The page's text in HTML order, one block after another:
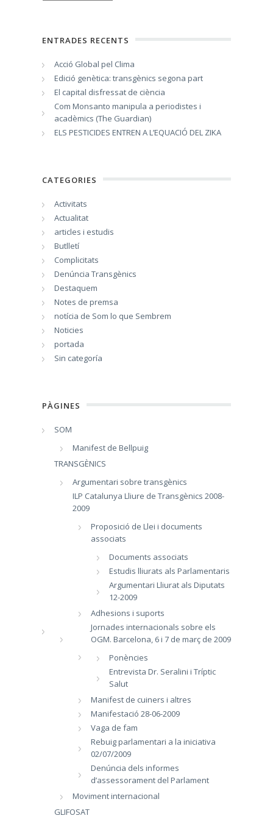
ENTRADES RECENTS
Acció Global pel Clima
Edició genètica: transgènics segona part
El capital disfressat de ciència
Com Monsanto manipula a periodistes i
acadèmics (The Guardian)
ELS PESTICIDES ENTREN A L’EQUACIÓ DEL ZIKA
CATEGORIES
Activitats
Actualitat
articles i estudis
Butlletí
Complicitats
Denúncia Transgènics
Destaquem
Notes de premsa
notícia de Som lo que Sembrem
Noticies
portada
Sin categoría
PÀGINES
SOM
Manifest de Bellpuig
TRANSGÈNICS
Argumentari sobre transgènics
ILP Catalunya Lliure de Transgènics 2008-
2009
Proposició de Llei i documents
associats
Documents associats
Estudis lliurats als Parlamentaris
Argumentari Lliurat als Diputats
12-2009
Adhesions i suports
Jornades internacionals sobre els
OGM. Barcelona, 6 i 7 de març de 2009
Ponències
Entrevista Dr. Seralini i Tríptic
Salut
Manifest de cuiners i altres
Manifestació 28-06-2009
Vaga de fam
Rebuig parlamentari a la iniciativa
02/07/2009
Denúncia dels informes
d’assessorament del Parlament
Moviment internacional
GLIFOSAT